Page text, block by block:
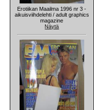
Erotiikan Maailma 1996 nr 3 -
aikuisviihdelehti / adult graphics
magazine
Näytä